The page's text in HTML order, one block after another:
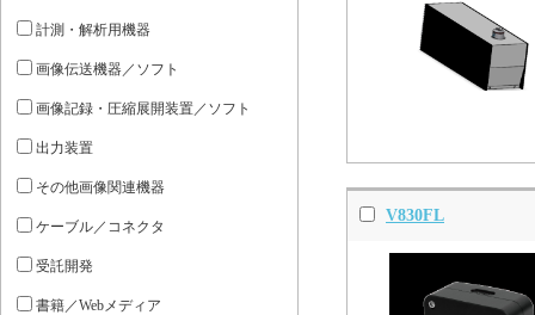
V830FL
計測・解析用機器
画像伝送機器／ソフト
画像記録・圧縮展開装置／ソフト
出力装置
その他画像関連機器
ケーブル／コネクタ
受託開発
書籍／Webメディア